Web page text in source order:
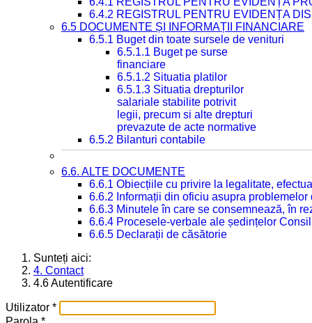
6.4.2 REGISTRUL PENTRU EVIDENȚA
6.5 DOCUMENTE ȘI INFORMAȚII FINANCIARE
6.5.1 Buget din toate sursele de venituri
6.5.1.1 Buget pe surse
financiare
6.5.1.2 Situatia platilor
6.5.1.3 Situatia drepturilor
salariale stabilite potrivit
legii, precum si alte drepturi
prevazute de acte normative
6.5.2 Bilanturi contabile
6.6. ALTE DOCUMENTE
6.6.1 Obiecțiile cu privire la legalitate,
6.6.2 Informații din oficiu asupra
6.6.3 Minutele în care se consemnează, în
6.6.4 Procesele-verbale ale ședințelor
6.6.5 Declarații de căsătorie
Sunteți aici:
4. Contact
4.6 Autentificare
Utilizator *